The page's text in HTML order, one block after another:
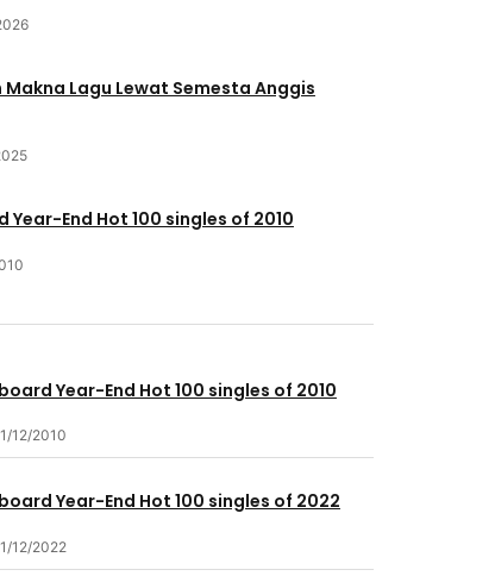
Makna Lagu Lewat Semesta Anggis
Year-End Hot 100 singles of 2010
Year-End Hot 100 singles of 2010
12/2010
Year-End Hot 100 singles of 2022
12/2022